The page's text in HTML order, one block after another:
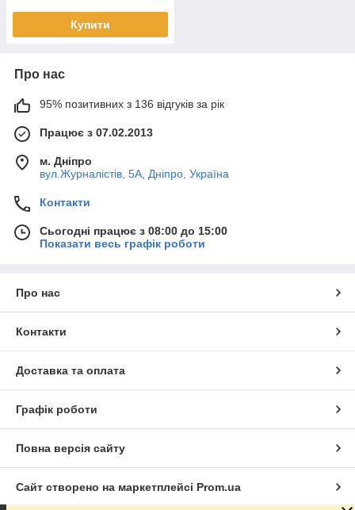
Купити
Про нас
95% позитивних з 136 відгуків за рік
Працює з 07.02.2013
м. Дніпро
вул.Журналістів, 5А, Дніпро, Україна
Контакти
Сьогодні працює з 08:00 до 15:00
Показати весь графік роботи
Про нас
Контакти
Доставка та оплата
Графік роботи
Повна версія сайту
Сайт створено на маркетплейсі Prom.ua